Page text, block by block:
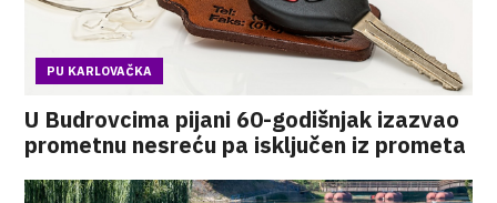
PU KARLOVAČKA
U Budrovcima pijani 60-godišnjak izazvao
prometnu nesreću pa isključen iz prometa